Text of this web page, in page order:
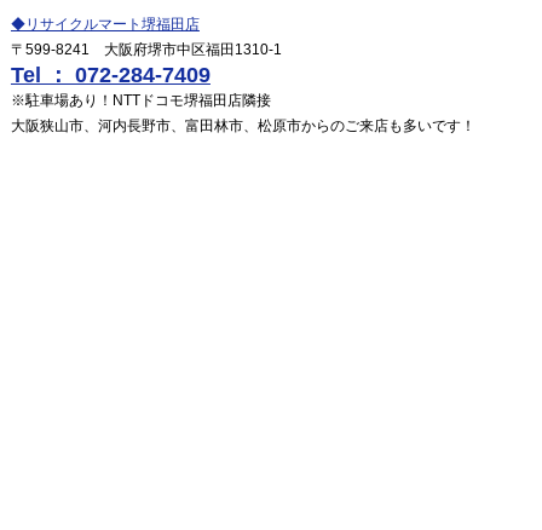
◆リサイクルマート堺福田店
〒599-8241 大阪府堺市中区福田1310-1
Tel ： 072-284-7409
※駐車場あり！NTTドコモ堺福田店隣接
大阪狭山市、河内長野市、富田林市、松原市からのご来店も多いです！